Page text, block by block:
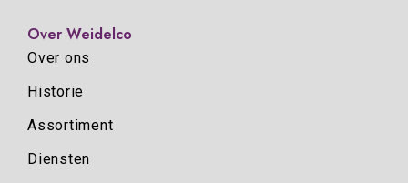
Over Weidelco
Over ons
Historie
Assortiment
Diensten